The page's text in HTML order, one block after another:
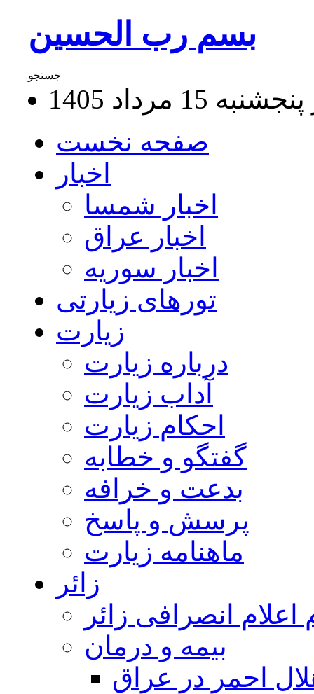
بسم رب الحسین
15 مرداد 1405
صفحه نخست
اخبار
اخبار شمسا
اخبار عراق
اخبار سوریه
تورهای زیارتی
زیارت
درباره زیارت
آداب زیارت
احکام زیارت
گفتگو و خطابه
بدعت و خرافه
پرسش و پاسخ
ماهنامه زیارت
زائر
اعلام انصرافی زائر
بيمه و درمان
احمر در عراق